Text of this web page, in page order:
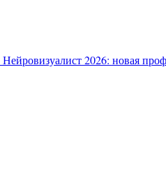
Нейровизуалист 2026: новая